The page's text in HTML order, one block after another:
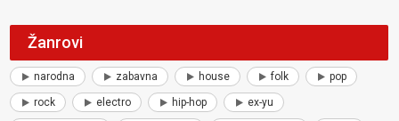
Žanrovi
narodna zabavna house folk pop
rock electro hip-hop ex-yu